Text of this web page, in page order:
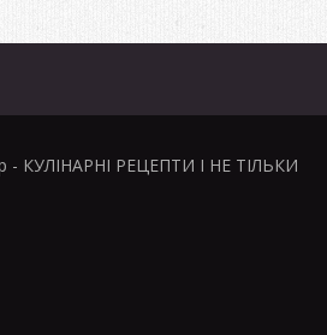
- КУЛІНАРНІ РЕЦЕПТИ І НЕ ТІЛЬКИ